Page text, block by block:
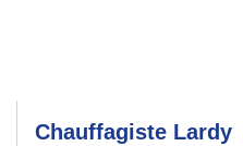
Chauffagiste Lardy